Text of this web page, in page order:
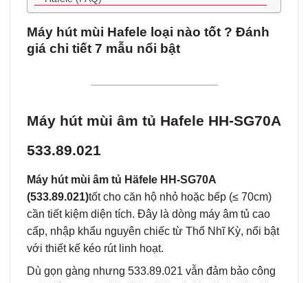
Máy hút mùi Hafele loại nào tốt ? Đánh
giá chi tiết 7 mẫu nổi bật
Máy hút mùi âm tủ Hafele HH-SG70A
533.89.021
Máy hút mùi âm tủ Häfele HH‑SG70A
(533.89.021)tốt cho căn hộ nhỏ hoặc bếp (≤ 70cm)
cần tiết kiệm diện tích. Đây là dòng máy âm tủ cao
cấp, nhập khẩu nguyên chiếc từ Thổ Nhĩ Kỳ, nổi bật
với thiết kế kéo rút linh hoạt.
Dù gọn gàng nhưng 533.89.021 vẫn đảm bảo công